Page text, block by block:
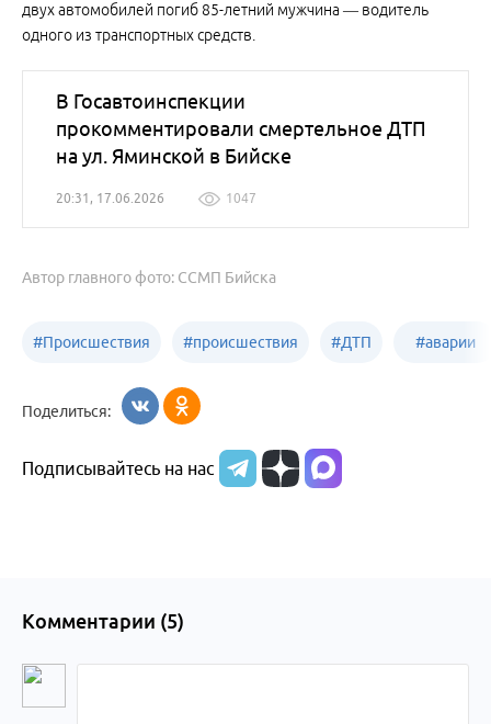
двух автомобилей погиб 85-летний мужчина — водитель
одного из транспортных средств.
В Госавтоинспекции
прокомментировали смертельное ДТП
на ул. Яминской в Бийске
20:31, 17.06.2026 1047
Автор главного фото: ССМП Бийска
#Происшествия #происшествия
Алтайский край
#ДТП #аварии
Поделиться:
Подписывайтесь на нас
Комментарии (5)